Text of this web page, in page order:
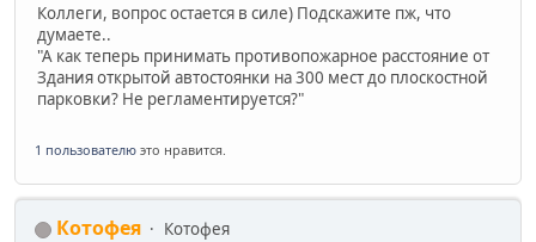
Коллеги, вопрос остается в силе) Подскажите пж, что
думаете..
"А как теперь принимать противопожарное расстояние от
Здания открытой автостоянки на 300 мест до плоскостной
парковки? Не регламентируется?"
1 пользователю это нравится.
Котофея
Котофея